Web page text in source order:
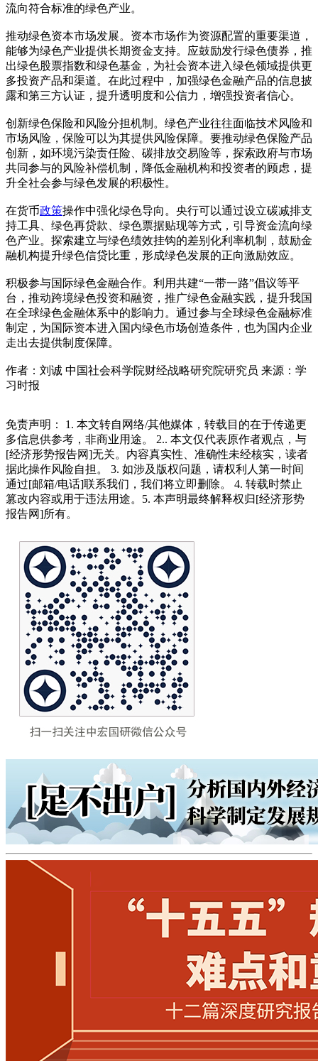
流向符合标准的绿色产业。
推动绿色资本市场发展。资本市场作为资源配置的重要渠道，
能够为绿色产业提供长期资金支持。应鼓励发行绿色债券，推
出绿色股票指数和绿色基金，为社会资本进入绿色领域提供更
多投资产品和渠道。在此过程中，加强绿色金融产品的信息披
露和第三方认证，提升透明度和公信力，增强投资者信心。
创新绿色保险和风险分担机制。绿色产业往往面临技术风险和
市场风险，保险可以为其提供风险保障。要推动绿色保险产品
创新，如环境污染责任险、碳排放交易险等，探索政府与市场
共同参与的风险补偿机制，降低金融机构和投资者的顾虑，提
升全社会参与绿色发展的积极性。
在货币政策操作中强化绿色导向。央行可以通过设立碳减排支
持工具、绿色再贷款、绿色票据贴现等方式，引导资金流向绿
色产业。探索建立与绿色绩效挂钩的差别化利率机制，鼓励金
融机构提升绿色信贷比重，形成绿色发展的正向激励效应。
积极参与国际绿色金融合作。利用共建“一带一路”倡议等平
台，推动跨境绿色投资和融资，推广绿色金融实践，提升我国
在全球绿色金融体系中的影响力。通过参与全球绿色金融标准
制定，为国际资本进入国内绿色市场创造条件，也为国内企业
走出去提供制度保障。
作者：刘诚 中国社会科学院财经战略研究院研究员 来源：学
习时报
免责声明： 1. 本文转自网络/其他媒体，转载目的在于传递更
多信息供参考，非商业用途。 2.. 本文仅代表原作者观点，与
[经济形势报告网]无关。内容真实性、准确性未经核实，读者
据此操作风险自担。 3. 如涉及版权问题，请权利人第一时间
通过[邮箱/电话]联系我们，我们将立即删除。 4. 转载时禁止
篡改内容或用于违法用途。5. 本声明最终解释权归[经济形势
报告网]所有。